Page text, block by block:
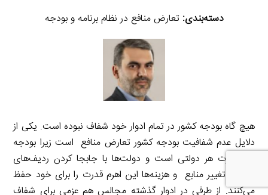
دسته‌بندی: تعارض منافع در نظام برنامه و بودجه
هیچ گاه بودجه کشور در تمام ادوار خود شفاف نبوده است. یکی از
دلایل عدم شفافیت بودجه کشور تعارض منافع است زیرا بودجه
ابزار قدرت هر دولتی است و دولت‌ها با جابجا کردن ردیف‌های
بودجه، تغییر منابع و هزینه‌ها این اهرم قدرت را برای خود حفظ
می‌کنند. از طرفی در ادوار گذشته مجالس هم عزمی برای شفاف